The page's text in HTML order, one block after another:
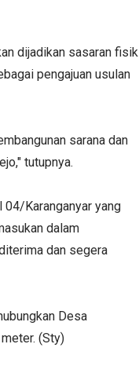
dijadikan sasaran fisik
pengajuan usulan
sarana dan
tutupnya.
04/Karanganyar yang
dalam
dan segera
Desa
(Sty)